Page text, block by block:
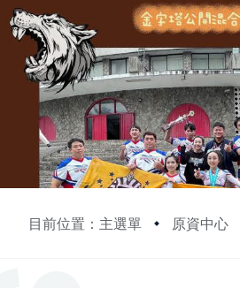
目前位置：主選單 原資中心